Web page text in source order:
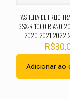
PASTILHA DE FREIO
GSX-R 1000 R ANO
2020 2021 2022
R$
Adicionar ao